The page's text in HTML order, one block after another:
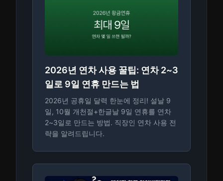
2026년 연차 사용 꿀팁: 연차 2~3
일로 9일 연휴 만드는 법
2026년 공휴일 달력 한눈에 정리! 설날 9
일, 10월 개천절+한글날 9일 연휴를 연차
2~3일로 만드는 방법. 직장인 연차 사용 전
략을 알려드립니다.